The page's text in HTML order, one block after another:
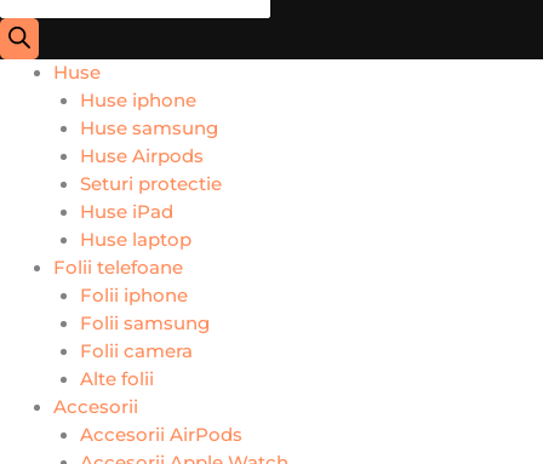
Huse
Huse iphone
Huse samsung
Huse Airpods
Seturi protectie
Huse iPad
Huse laptop
Folii telefoane
Folii iphone
Folii samsung
Folii camera
Alte folii
Accesorii
Accesorii AirPods